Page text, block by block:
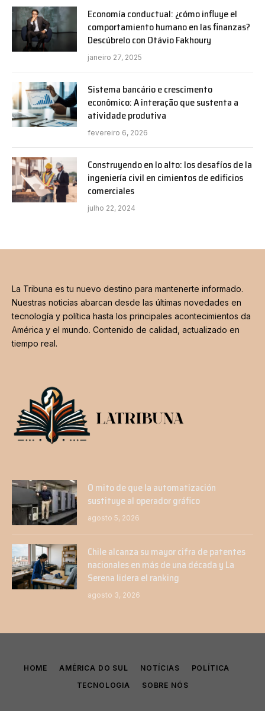
Economía conductual: ¿cómo influye el
comportamiento humano en las finanzas?
Descúbrelo con Otávio Fakhoury
janeiro 27, 2025
Sistema bancário e crescimento
econômico: A interação que sustenta a
atividade produtiva
fevereiro 6, 2026
Construyendo en lo alto: los desafíos de la
ingeniería civil en cimientos de edificios
comerciales
julho 22, 2024
La Tribuna es tu nuevo destino para mantenerte informado.
Nuestras noticias abarcan desde las últimas novedades en
tecnología y política hasta los principales acontecimientos da
América y el mundo. Contenido de calidad, actualizado en
tiempo real.
O mito de que la automatización
sustituye al operador gráfico
agosto 5, 2026
Chile alcanza su mayor cifra de patentes
nacionales en más de una década y La
Serena lidera el ranking
agosto 3, 2026
HOME AMÉRICA DO SUL NOTÍCIAS
POLÍTICA
TECNOLOGIA
SOBRE NÓS